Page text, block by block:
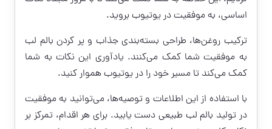
اساسی، به موفقیت در یوتیوب بروید.
ترکیب روغن‌ها، طراحی بسته‌بندی جذاب و پر کردن بالم لب
به موفقیت شما کمک می‌کنند. یادآوری این نکات به شما
کمک می‌کند تا مسیر خود را در یوتیوب هموار کنید.
با استفاده از این اطلاعات و توصیه‌ها، می‌توانید به موفقیت
در تولید بالم لب طبیعی دست یابید. برای هر اقدام، تمرکز بر